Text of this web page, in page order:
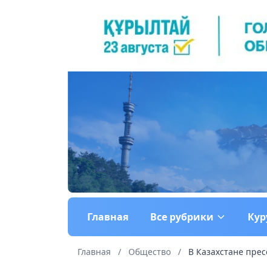
Главная Все рубрики
Главная / Общество / В Казахстане